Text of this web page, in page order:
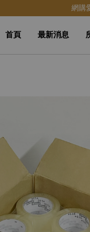
網購
首頁 最新消息